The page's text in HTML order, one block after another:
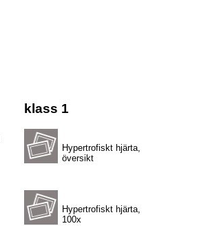
klass 1
Hypertrofiskt hjärta,
översikt
Hypertrofiskt hjärta,
100x